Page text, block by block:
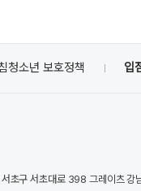
청소년 보호정책 입
서초구 서초대로 398 그레이츠 강